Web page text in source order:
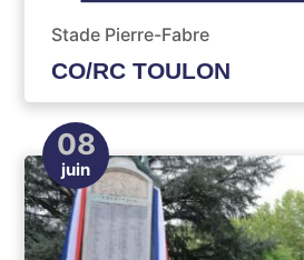
Stade Pierre-Fabre
CO/RC TOULON
08
juin